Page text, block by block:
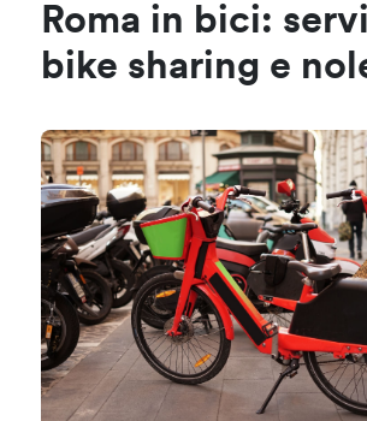
Roma in bici:
bike sharing e